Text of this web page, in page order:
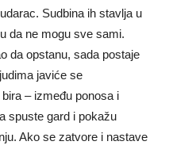
Sudbina ih stavlja u
da ne mogu sve sami.
da opstanu, sada postaje
javiće se
– između ponosa i
spuste gard i pokažu
Ako se zatvore i nastave